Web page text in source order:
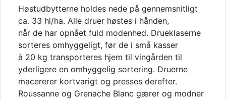
Høstudbytterne holdes nede på gennemsnitligt
ca. 33 hl/ha. Alle druer høstes i hånden,
når de har opnået fuld modenhed. Drueklaserne
sorteres omhyggeligt, før de i små kasser
à 20 kg transporteres hjem til vingården til
yderligere en omhyggelig sortering. Druerne
macererer kortvarigt og presses derefter.
Roussanne og Grenache Blanc gærer og modner